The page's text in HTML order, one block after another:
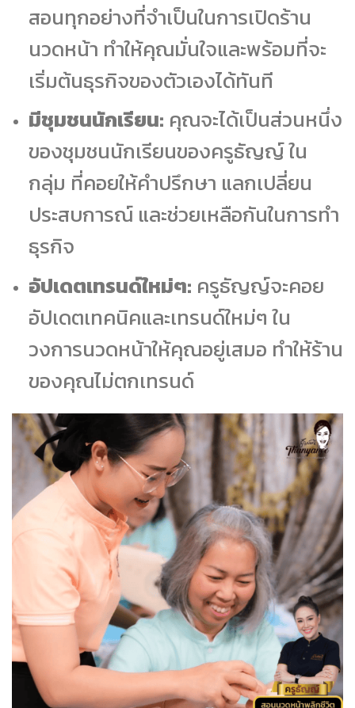
สอนทุกอย่างที่จำเป็นในการเปิดร้าน
นวดหน้า ทำให้คุณมั่นใจและพร้อมที่จะ
เริ่มต้นธุรกิจของตัวเองได้ทันที
มีชุมชนนักเรียน: คุณจะได้เป็นส่วนหนึ่ง
ของชุมชนนักเรียนของครูธัญญ์ ใน
กลุ่ม ที่คอยให้คำปรึกษา แลกเปลี่ยน
ประสบการณ์ และช่วยเหลือกันในการทำ
ธุรกิจ
อัปเดตเทรนด์ใหม่ๆ: ครูธัญญ์จะคอย
อัปเดตเทคนิคและเทรนด์ใหม่ๆ ใน
วงการนวดหน้าให้คุณอยู่เสมอ ทำให้ร้าน
ของคุณไม่ตกเทรนด์